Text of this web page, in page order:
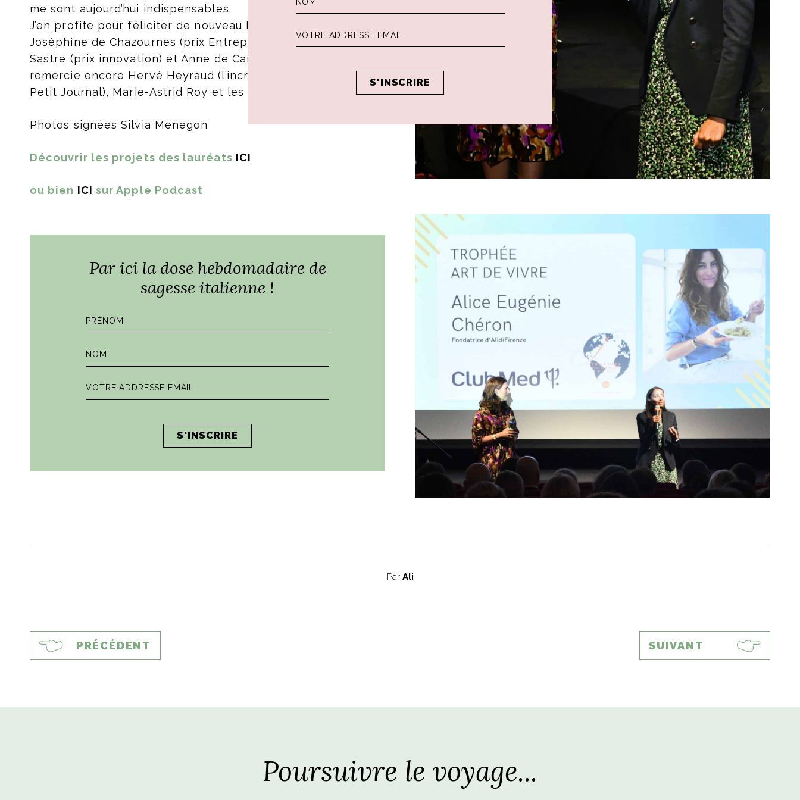
me sont aujourd’hui indispensables.
J’en profite pour féliciter de nouveau les 3 autres vainqueurs :
Joséphine de Chazournes (prix Entrepreneur), Jules-Arthur
Sastre (prix innovation) et Anne de Carbuccia (prix Culture). Je
remercie encore Hervé Heyraud (l’incroyable fondateur du
Petit Journal), Marie-Astrid Roy et les équipes du Club Med.
Photos signées Silvia Menegon
Découvrir les projets des lauréats ICI
ou bien ICI sur Apple Podcast
Par ici la dose hebdomadaire de
sagesse italienne !
Par Ali
PRÉCÉDENT SUIVANT
Poursuivre le voyage...